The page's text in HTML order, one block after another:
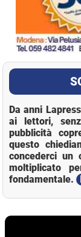
Da anni
ai lettori,
pubblicità
questo
concederci un
moltiplicato
fondamentale.